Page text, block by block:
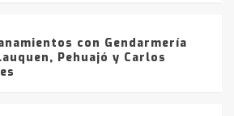
con Gendarmería
Pehuajó y Carlos